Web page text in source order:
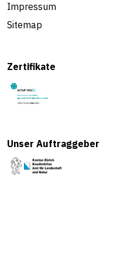
Impressum
Sitemap
Zertifikate
Unser Auftraggeber